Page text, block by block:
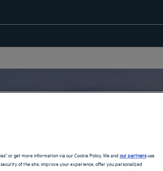
酒店
or get more information via our Cookie Policy. We andour partnersuse
of the site, improve your experience, offer you personalized